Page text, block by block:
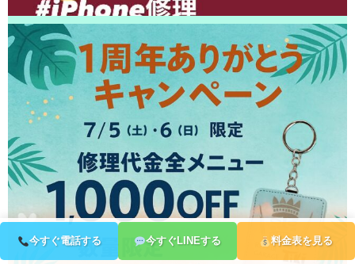
今すぐ電話する 今すぐLINEする 料金表を見る
2026/04/10
松戸市よりお越しのお客様のiPhone13Proの液晶交換をさせて頂きました！
ありがとうございました！
2026/04/09
鎌ヶ谷市よりお越しのお客様のiPhone11Proの液晶交換をさせて頂きまし
た！ありがとうございました！
2026/04/09
松戸市よりお越しのお客様のiPhone11のバッテリー交換をさせて頂きまし
た！ありがとうございました！
2026/04/09
松戸市よりお越しのお客様のiPhone14Maxのナノナインガラスコーティン
グをさせて頂きました！ありがとうございました！
2026/04/08
松戸市よりお越しのお客様のiPhone12ProMaxのバックカメラ交換をさせて
頂きました！ありがとうございました！
2026/04/08
た！ありがとうございました！
2026/04/08